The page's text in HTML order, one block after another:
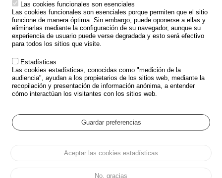
TRATAMIENTO DE DATOS PERSONALES PROCEDENTES DE
ACCIDENTES DE TRÁFICO
ESTUDIOS
CONVOCATORIA DE PROYECTOS DE ESTUDIOS
POLÍTICA DE SEGURIDAD VIAL
Outils
EVENTOS
GLOSARIO
Cookie settings
Protección de datos y CookiesAdministrar las cookies
Las cookies funcionales son esenciales
Las cookies funcionales son esenciales porque permiten que el sitio
funcione de manera óptima. Sin embargo, puede oponerse a ellas y
eliminarlas mediante la configuración de su navegador, aunque su
experiencia de usuario puede verse degradada y esto será efectivo
para todos los sitios que visite.
Estadísticas
Las cookies estadísticas, conocidas como "medición de la
audiencia", ayudan a los propietarios de los sitios web, mediante la
recopilación y presentación de información anónima, a entender
cómo interactúan los visitantes con los sitios web.
Guardar preferencias
Aceptar las cookies estadísticas
No, gracias